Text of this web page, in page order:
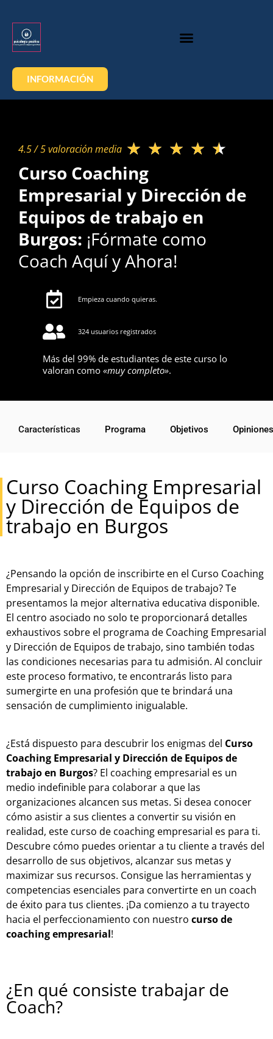
INFORMACIÓN
4.5 / 5 valoración media​ ★ ★ ★ ★ ★
Curso Coaching
Empresarial y Dirección de
Equipos de trabajo en
Burgos: ¡Fórmate como
Coach Aquí y Ahora!
Empieza cuando quieras.
324 usuarios registrados
Más del 99% de estudiantes de este curso lo
valoran como «muy completo».
Características Programa Objetivos Opiniones
Curso Coaching Empresarial
y Dirección de Equipos de
trabajo en Burgos
¿Pensando la opción de inscribirte en el Curso Coaching
Empresarial y Dirección de Equipos de trabajo? Te
presentamos la mejor alternativa educativa disponible.
El centro asociado no solo te proporcionará detalles
exhaustivos sobre el programa de Coaching Empresarial
y Dirección de Equipos de trabajo, sino también todas
las condiciones necesarias para tu admisión. Al concluir
este proceso formativo, te encontrarás listo para
sumergirte en una profesión que te brindará una
sensación de cumplimiento inigualable.
¿Está dispuesto para descubrir los enigmas del Curso
Coaching Empresarial y Dirección de Equipos de
trabajo en Burgos? El coaching empresarial es un
medio indefinible para colaborar a que las
organizaciones alcancen sus metas. Si desea conocer
cómo asistir a sus clientes a convertir su visión en
realidad, este curso de coaching empresarial es para ti.
Descubre cómo puedes orientar a tu cliente a través del
desarrollo de sus objetivos, alcanzar sus metas y
maximizar sus recursos. Consigue las herramientas y
competencias esenciales para convertirte en un coach
de éxito para tus clientes. ¡Da comienzo a tu trayecto
hacia el perfeccionamiento con nuestro curso de
coaching empresarial!
¿En qué consiste trabajar de
Coach?